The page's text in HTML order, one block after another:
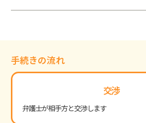
手続きの流れ
交渉
弁護士が相手方と交渉します